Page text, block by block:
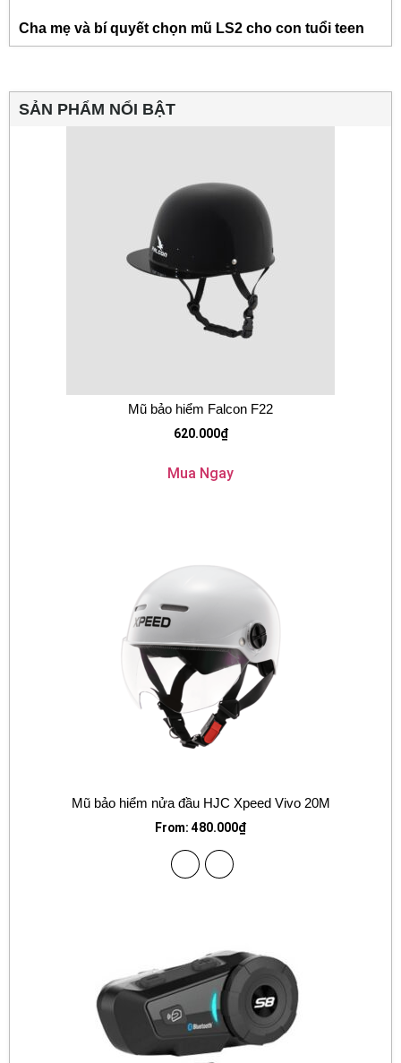
Cha mẹ và bí quyết chọn mũ LS2 cho con tuổi teen
SẢN PHẨM NỔI BẬT
Mũ bảo hiểm Falcon F22
620.000₫
Mua Ngay
Mũ bảo hiểm nửa đầu HJC Xpeed Vivo 20M
From: 480.000₫